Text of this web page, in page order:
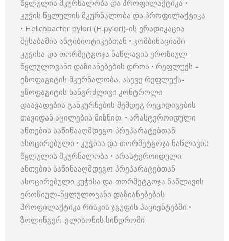
წყლულის მკურნალობა და პროფილაქტიკა •
კუჭის წყლულის მკურნალობა და პროფილაქტიკა
• Helicobacter pylori (H.pylori)-ის ერადიკაცია
შესაბამის ანტიბიოტიკებთან • კომბინაციაში
კუჭისა და თორმეტგოჯა ნაწლავის ეროზიულ-
წყლულოვანი დაზიანებების დროს • რეფლუქს –
ეზოფაგიტის მკურნალობა, ასევე რეფლუქს-
ეზოფაგიტის ხანგრძლივი კონტროლი
დაავადების განკურნების შემდეგ რეციდივების
თავიდან აცილების მიზნით. • არასტეროიდული
ანთების საწინააღმდეგო პრეპარატებთან
ასოცირებული • კუჭისა და თორმეტგოჯა ნაწლავის
წყლულის მკურნალობა • არასტეროიდული
ანთების საწინააღმდეგო პრეპარატებთან
ასოცირებული კუჭისა და თორმეტგოჯა ნაწლავის
ეროზიულ-წყლულოვანი დაზიანებების
პროფილაქტიკა რისკის ჯგუფის პაციენტებში •
ზოლინგერ-ელისონის სინდრომი